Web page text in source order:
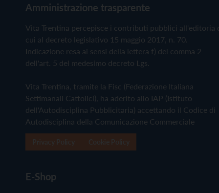
Amministrazione trasparente
Vita Trentina percepisce i contributi pubblici all'editoria
cui al decreto legislativo 15 maggio 2017, n. 70.
Indicazione resa ai sensi della lettera f) del comma 2
dell'art. 5 del medesimo decreto Lgs.
Vita Trentina, tramite la Fisc (Federazione Italiana
Settimanali Cattolici), ha aderito allo IAP (Istituto
dell'Autodisciplina Pubblicitaria) accettando il Codice di
Autodisciplina della Comunicazione Commerciale
E-Shop